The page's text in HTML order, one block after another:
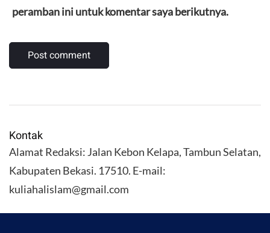
peramban ini untuk komentar saya berikutnya.
Kontak
Alamat Redaksi: Jalan Kebon Kelapa, Tambun Selatan,
Kabupaten Bekasi. 17510. E-mail:
kuliahalislam@gmail.com